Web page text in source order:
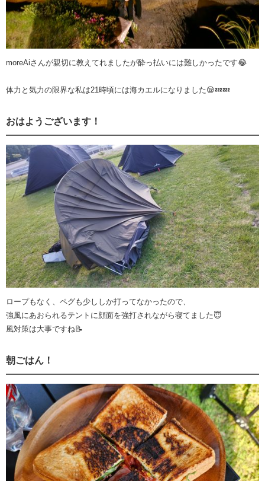
moreAiさんが親切に教えてれましたが酔っ払いには難しかったです😂
体力と気力の限界な私は21時頃には海カエルになりました😪💤💤
おはようございます！
ロープもなく、ペグも少ししか打ってなかったので、
強風にあおられるテントに顔面を強打されながら寝てました😇
風対策は大事ですね📝
朝ごはん！